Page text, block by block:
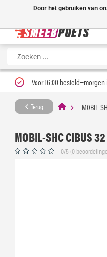
Nieuwe levertijd: 1 tot 3
Voor 16:00
Terug MOBIL-
MOBIL-SHC CIBUS 32
0/5 (0
Door het gebruiken van